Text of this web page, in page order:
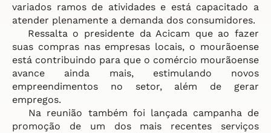
variados ramos de atividades e está capacitado a
atender plenamente a demanda dos consumidores.
Ressalta o presidente da Acicam que ao fazer
suas compras nas empresas locais, o mourãoense
está contribuindo para que o comércio mourãoense
avance ainda mais, estimulando novos
empreendimentos no setor, além de gerar
empregos.
Na reunião também foi lançada campanha de
promoção de um dos mais recentes serviços